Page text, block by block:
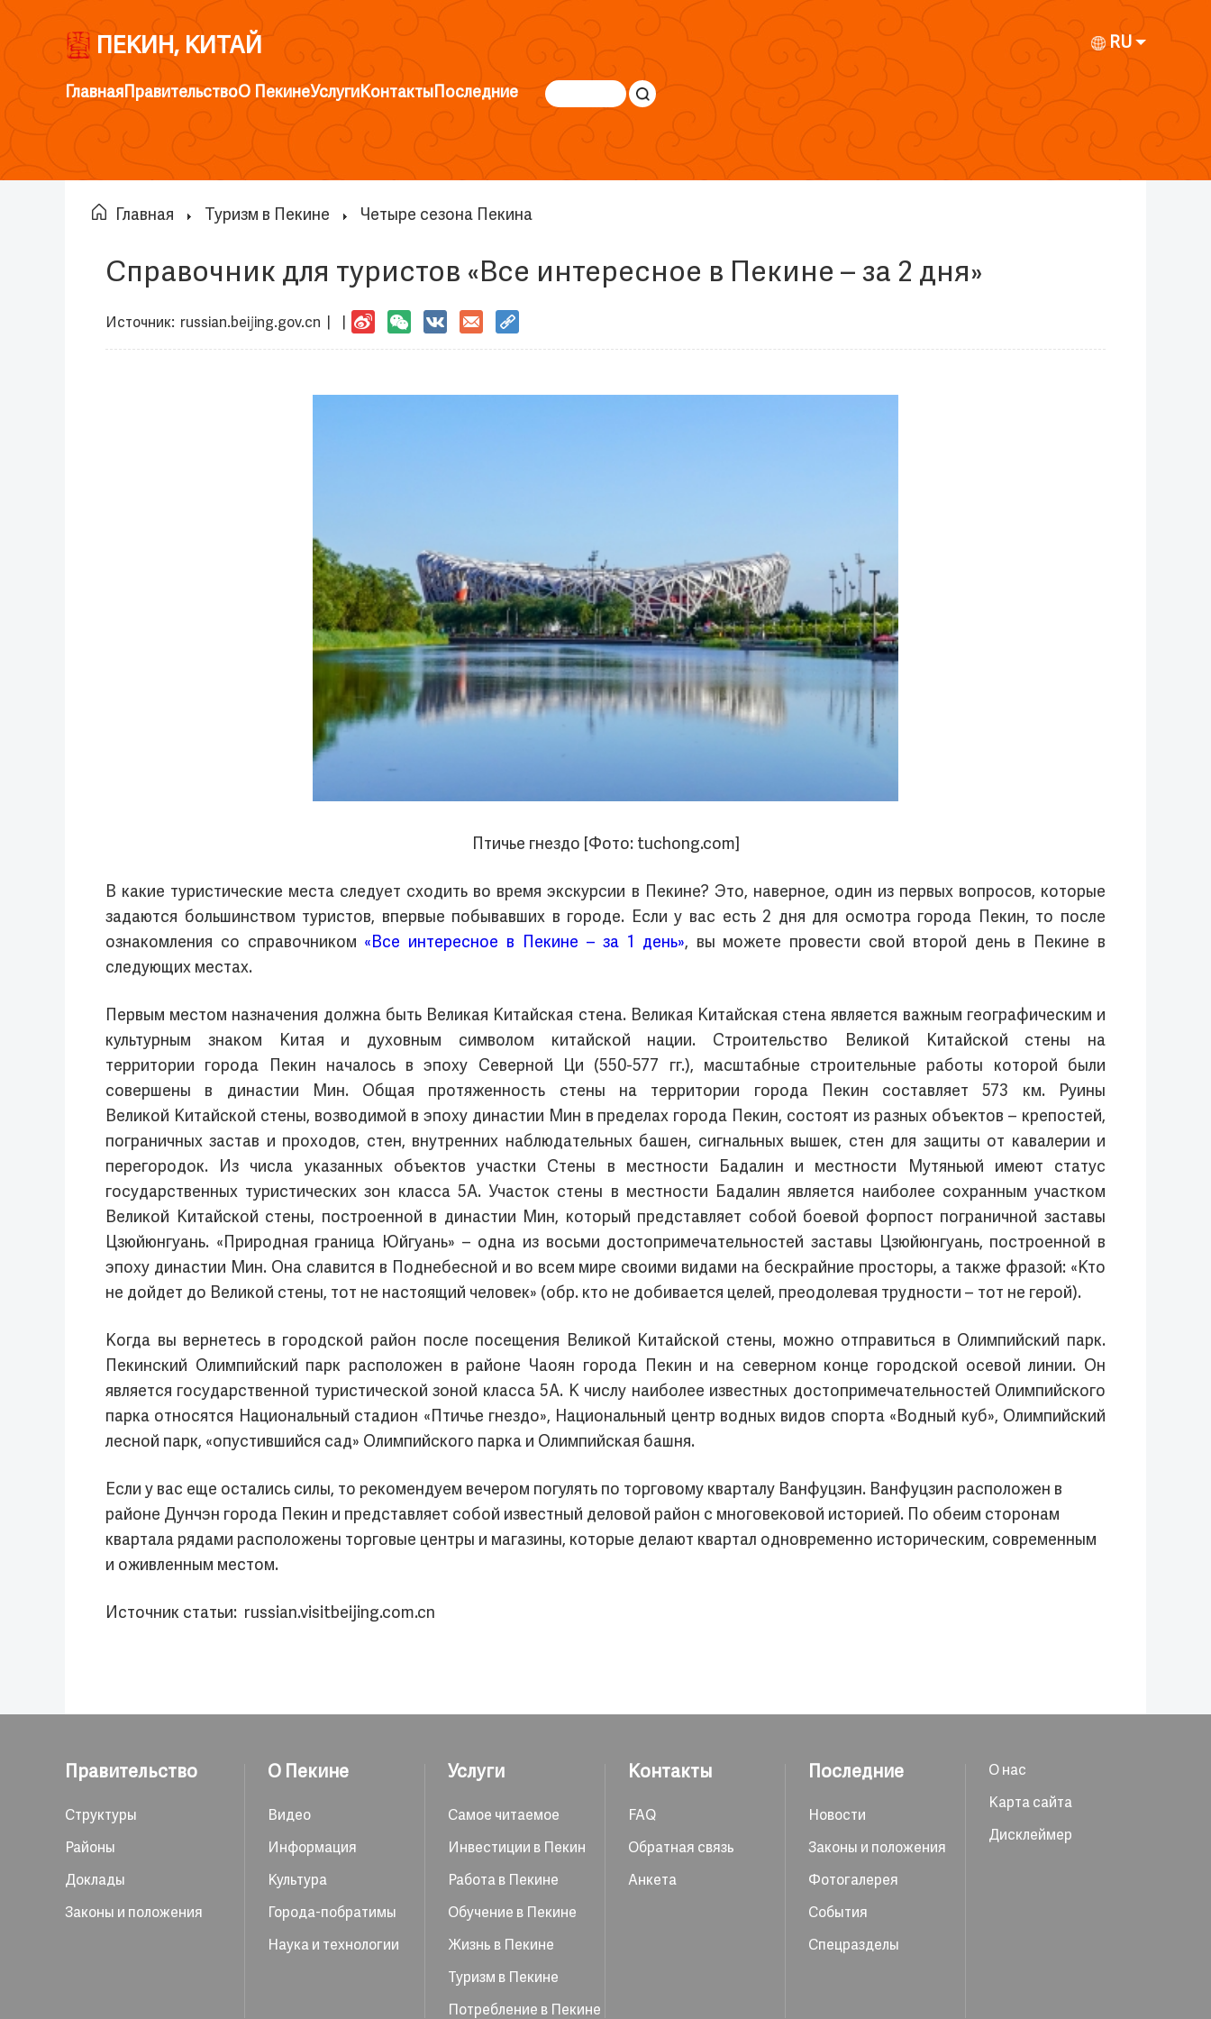
ПЕКИН, КИТАЙ RU
ГлавнаяПравительствоО ПекинеУслугиКонтактыПоследние
Главная Туризм в Пекине Четыре сезона Пекина
Справочник для туристов «Все интересное в Пекине – за 2 дня»
Источник: russian.beijing.gov.cn
Птичье гнездо [Фото: tuchong.com]
В какие туристические места следует сходить во время экскурсии в Пекине? Это, наверное, один из первых вопросов, которые
задаются большинством туристов, впервые побывавших в городе. Если у вас есть 2 дня для осмотра города Пекин, то после
ознакомления со справочником «Все интересное в Пекине – за 1 день», вы можете провести свой второй день в Пекине в
следующих местах.
Первым местом назначения должна быть Великая Китайская стена. Великая Китайская стена является важным географическим и
культурным знаком Китая и духовным символом китайской нации. Строительство Великой Китайской стены на
территории города Пекин началось в эпоху Северной Ци (550-577 гг.), масштабные строительные работы которой были
совершены в династии Мин. Общая протяженность стены на территории города Пекин составляет 573 км. Руины
Великой Китайской стены, возводимой в эпоху династии Мин в пределах города Пекин, состоят из разных объектов – крепостей,
пограничных застав и проходов, стен, внутренних наблюдательных башен, сигнальных вышек, стен для защиты от кавалерии и
перегородок. Из числа указанных объектов участки Стены в местности Бадалин и местности Мутяньюй имеют статус
государственных туристических зон класса 5А. Участок стены в местности Бадалин является наиболее сохранным участком
Великой Китайской стены, построенной в династии Мин, который представляет собой боевой форпост пограничной заставы
Цзюйюнгуань. «Природная граница Юйгуань» – одна из восьми достопримечательностей заставы Цзюйюнгуань, построенной в
эпоху династии Мин. Она славится в Поднебесной и во всем мире своими видами на бескрайние просторы, а также фразой: «Кто
не дойдет до Великой стены, тот не настоящий человек» (обр. кто не добивается целей, преодолевая трудности – тот не герой).
Когда вы вернетесь в городской район после посещения Великой Китайской стены, можно отправиться в Олимпийский парк.
Пекинский Олимпийский парк расположен в районе Чаоян города Пекин и на северном конце городской осевой линии. Он
является государственной туристической зоной класса 5А. К числу наиболее известных достопримечательностей Олимпийского
парка относятся Национальный стадион «Птичье гнездо», Национальный центр водных видов спорта «Водный куб», Олимпийский
лесной парк, «опустившийся сад» Олимпийского парка и Олимпийская башня.
Если у вас еще остались силы, то рекомендуем вечером погулять по торговому кварталу Ванфуцзин. Ванфуцзин расположен в
районе Дунчэн города Пекин и представляет собой известный деловой район с многовековой историей. По обеим сторонам
квартала рядами расположены торговые центры и магазины, которые делают квартал одновременно историческим, современным
и оживленным местом.
Источник статьи: russian.visitbeijing.com.cn
Правительство
Структуры
Районы
Доклады
Законы и положения
О Пекине
Видео
Информация
Культура
Города-побратимы
Наука и технологии
Услуги
Самое читаемое
Инвестиции в Пекин
Работа в Пекине
Обучение в Пекине
Жизнь в Пекине
Туризм в Пекине
Потребление в Пекине
Контакты
FAQ
Обратная связь
Анкета
Последние
Новости
Законы и положения
Фотогалерея
События
Спецразделы
О нас
Карта сайта
Дисклеймер